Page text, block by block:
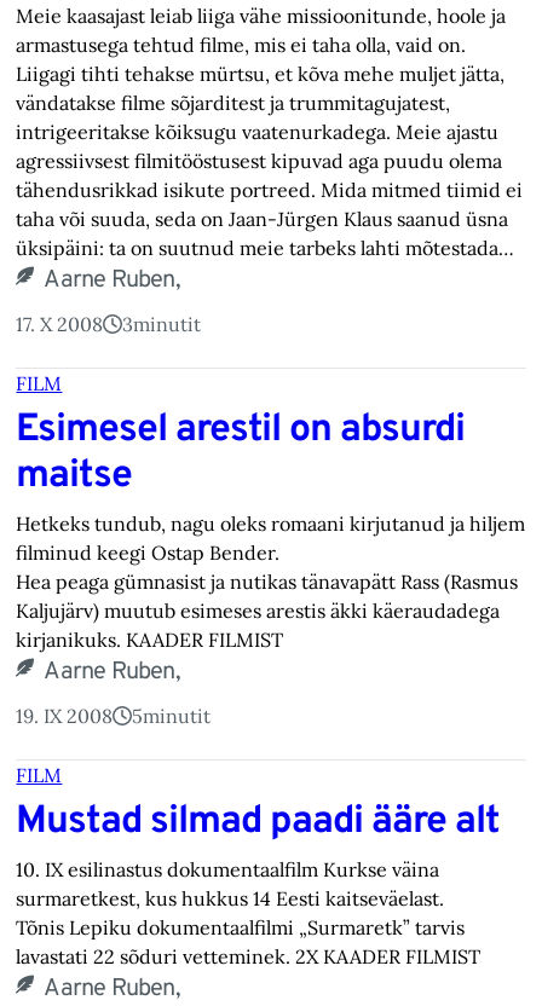
Meie kaasajast leiab liiga vähe missioonitunde, hoole ja
armastusega tehtud filme, mis ei taha olla, vaid on.
Liigagi tihti tehakse mürtsu, et kõva mehe muljet jätta,
vändatakse filme sõjarditest ja trummitagujatest,
intrigeeritakse kõiksugu vaatenurkadega. Meie ajastu
agressiivsest filmitööstusest kipuvad aga puudu olema
tähendusrikkad isikute portreed. Mida mitmed tiimid ei
taha või suuda, seda on Jaan-Jürgen Klaus saanud üsna
üksipäini: ta on suutnud meie tarbeks lahti mõtestada…
Aarne Ruben,
17. X 2008 3minutit
FILM
Esimesel arestil on absurdi
maitse
Hetkeks tundub, nagu oleks romaani kirjutanud ja hiljem
filminud keegi Ostap Bender.
Hea peaga gümnasist ja nutikas tänavapätt Rass (Rasmus
Kaljujärv) muutub esimeses arestis äkki käeraudadega
kirjanikuks. KAADER FILMIST
Aarne Ruben,
19. IX 2008 5minutit
FILM
Mustad silmad paadi ääre alt
10. IX esilinastus dokumentaalfilm Kurkse väina
surmaretkest, kus hukkus 14 Eesti kaitseväelast.
Tõnis Lepiku dokumentaalfilmi „Surmaretk” tarvis
lavastati 22 sõduri vetteminek. 2X KAADER FILMIST
Aarne Ruben,